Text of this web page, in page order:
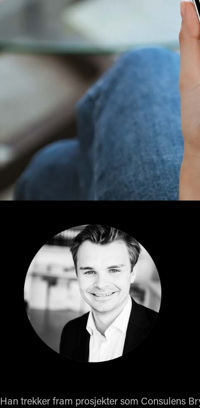
Han trekker fram prosjekter som Consulens